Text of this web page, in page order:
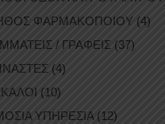
ΦΑΡΜΑΚΟΠΟΙΟΥ (4)
/ ΓΡΑΦΕΙΣ (37)
(4)
(10)
ΥΠΗΡΕΣΙΑ (12)